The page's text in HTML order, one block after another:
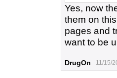
Yes, now
them on
pages and
want to be
DrugOn 11/15/